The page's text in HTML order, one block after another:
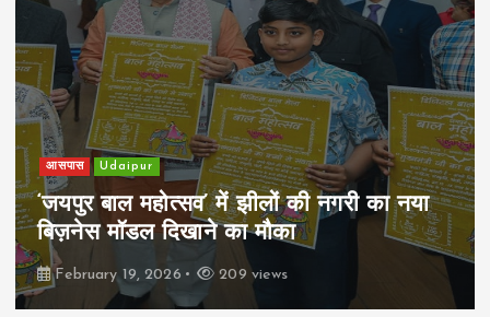
खेल Udaipur
पिम्स मेवाड़ कप 2026: क्रॉसवर्ड व आदित्यम
रियल स्टेट्स ने मुकाबले जीते
February 19, 2026 161 views